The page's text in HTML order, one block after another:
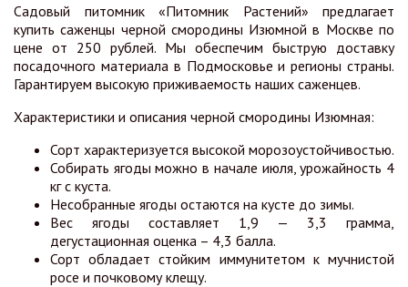
Садовый питомник «Питомник Растений» предлагает
купить саженцы черной смородины Изюмной в Москве по
цене от 250 рублей. Мы обеспечим быструю доставку
посадочного материала в Подмосковье и регионы страны.
Гарантируем высокую приживаемость наших саженцев.
Характеристики и описания черной смородины Изюмная:
Сорт характеризуется высокой морозоустойчивостью.
Собирать ягоды можно в начале июля, урожайность 4
кг с куста.
Несобранные ягоды остаются на кусте до зимы.
Вес ягоды составляет 1,9 — 3,3 грамма,
дегустационная оценка – 4,3 балла.
Сорт обладает стойким иммунитетом к мучнистой
росе и почковому клещу.